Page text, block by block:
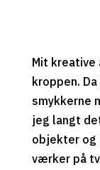
Mit
kroppen.
smykkerne
jeg langt
objekter og
værker på